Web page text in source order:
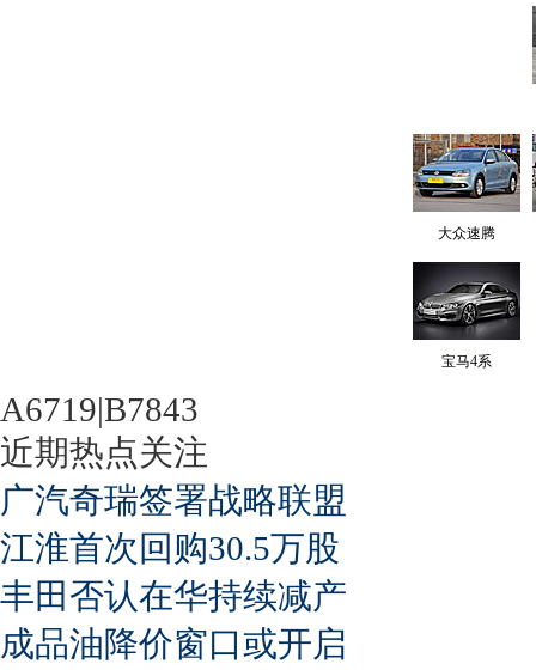
大众速腾
宝马4系
A6719|B7843
近期热点关注
广汽奇瑞签署战略联盟
江淮首次回购30.5万股
丰田否认在华持续减产
成品油降价窗口或开启